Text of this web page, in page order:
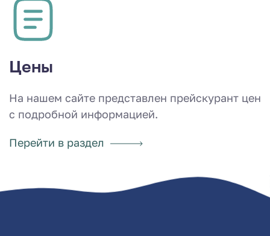
Цены
На нашем сайте представлен прейскурант цен
с подробной информацией.
Перейти в раздел